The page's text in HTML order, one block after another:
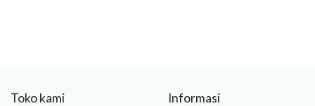
Toko kami Informasi